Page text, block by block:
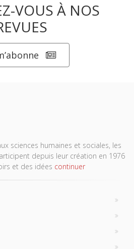
VOUS À NOS
sciences humaines et sociales, les
depuis leur création en 1976
et des idées continuer